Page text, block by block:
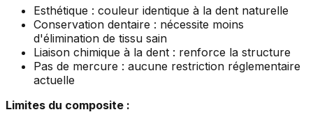
Esthétique : couleur identique à la dent naturelle
Conservation dentaire : nécessite moins
d'élimination de tissu sain
Liaison chimique à la dent : renforce la structure
Pas de mercure : aucune restriction réglementaire
actuelle
Limites du composite :